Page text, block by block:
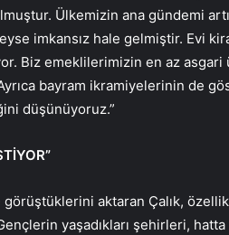
Ülkemizin ana gündemi
imkansız hale gelmiştir. Evi
Biz emeklilerimizin en az
bayram ikramiyelerinin de
düşünüyoruz.”
görüştüklerini aktaran Çalık,
yaşadıkları şehirleri, hatta